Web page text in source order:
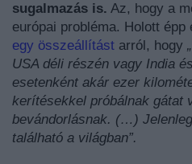
sugalmazás is. Az, hogy a
európai probléma. Holott épp
egy összeállítást arról, hogy
USA déli részén vagy India
esetenként akár ezer
kerítésekkel próbálnak gátat
bevándorlásnak. (…)
található a világban”.